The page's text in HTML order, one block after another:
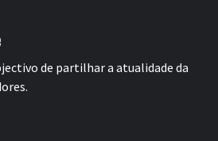
de partilhar a atualidade da